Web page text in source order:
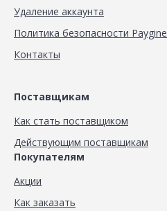
Удаление аккаунта
Политика безопасности Paygine
Контакты
Поставщикам
Как стать поставщиком
Действующим поставщикам
Покупателям
Акции
Как заказать